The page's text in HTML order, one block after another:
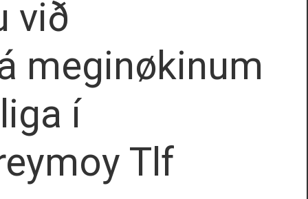
við
meginøkinum
í
Tlf